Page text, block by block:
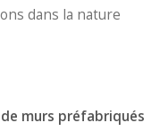
dans la nature
murs préfabriqués